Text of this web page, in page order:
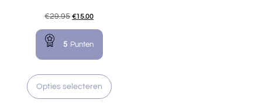
€29.95 €15.00
5 Punten
Opties selecteren